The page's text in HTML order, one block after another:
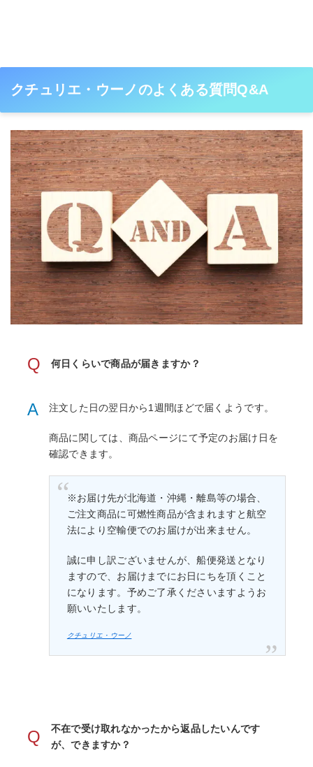
クチュリエ・ウーノのよくある質問Q&A
Q 何日くらいで商品が届きますか？
A 注文した日の翌日から1週間ほどで届くようです。
商品に関しては、商品ページにて予定のお届け日を
確認できます。
※お届け先が北海道・沖縄・離島等の場合、
ご注文商品に可燃性商品が含まれますと航空
法により空輸便でのお届けが出来ません。
誠に申し訳ございませんが、船便発送となり
ますので、お届けまでにお日にちを頂くこと
になります。予めご了承くださいますようお
願いいたします。
クチュリエ・ウーノ
Q
不在で受け取れなかったから返品したいんです
が、できますか？